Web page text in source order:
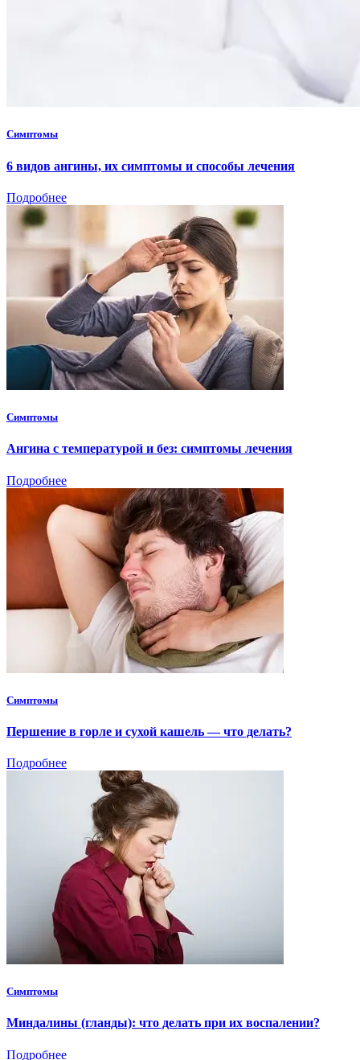
Симптомы
6 видов ангины, их симптомы и способы лечения
Подробнее
Симптомы
Ангина с температурой и без: симптомы лечения
Подробнее
Симптомы
Першение в горле и сухой кашель — что делать?
Подробнее
Симптомы
Миндалины (гланды): что делать при их воспалении?
Подробнее